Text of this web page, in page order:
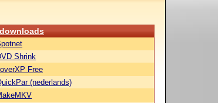
Shrink
Free
(nederlands)